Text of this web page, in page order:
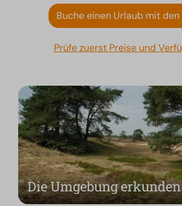
Buche einen Urlaub mit den
Prüfe zuerst Preise und
Die Umgebung erkunden